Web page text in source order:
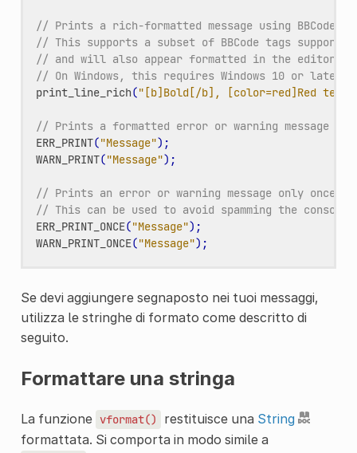
// Prints a rich-formatted message using BBCode
// This supports a subset of BBCode tags
// and will also appear formatted in the editor
// On Windows, this requires Windows 10 or later
print_line_rich("[b]Bold[/b], [color=red]Red
// Prints a formatted error or warning message
ERR_PRINT("Message");
WARN_PRINT("Message");
// Prints an error or warning message only once
// This can be used to avoid spamming the console
ERR_PRINT_ONCE("Message");
WARN_PRINT_ONCE("Message");
Se devi aggiungere segnaposto nei tuoi messaggi,
utilizza le stringhe di formato come descritto di
seguito.
Formattare una stringa
La funzione vformat() restituisce una String
formattata. Si comporta in modo simile a